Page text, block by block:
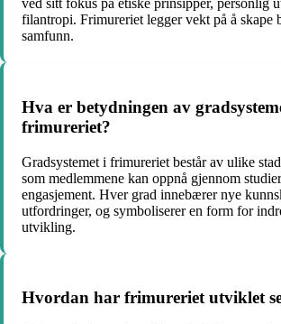
ved sitt fokus på etiske prinsipper, personlig
filantropi. Frimureriet legger vekt på å skape
samfunn.
Hva er betydningen av
frimureriet?
Gradsystemet i frimureriet består av ulike
som medlemmene kan oppnå gjennom
engasjement. Hver grad innebærer nye
utfordringer, og symboliserer en form for
utvikling.
Hvordan har frimureriet utviklet